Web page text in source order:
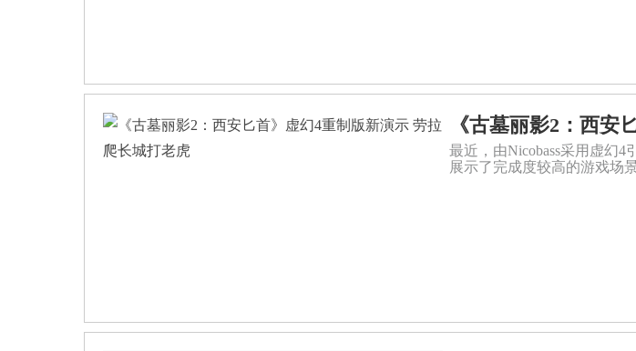
《古墓丽影2：西安
最近，由Nicobass采用虚幻
展示了完成度较高的游戏场